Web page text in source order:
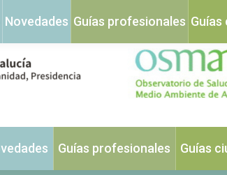
Guías profesionales Guías
Novedades Guías profesionales Guías